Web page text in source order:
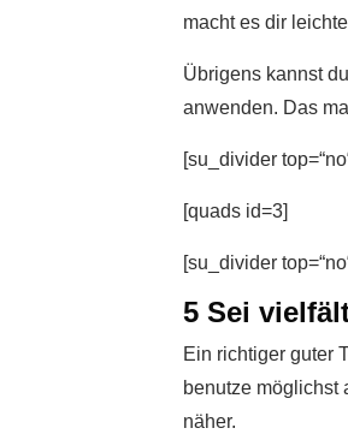
macht es dir
Übrigens kannst
anwenden. Das
[su_divider
[quads id=3]
[su_divider
5 Sei
Ein richtiger guter
benutze möglichst
näher.